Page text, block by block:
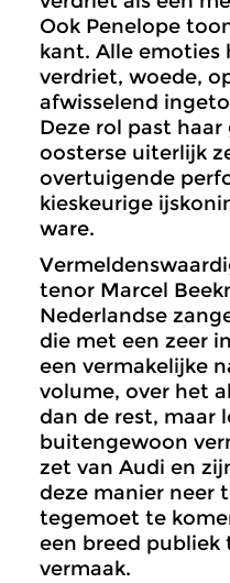
Ook Penelope
kant. Alle emoties
verdriet, woede,
afwisselend
Deze rol past
oosterse uiterlijk
overtuigende
kieskeurige
ware.
tenor Marcel
Nederlandse
die met een zeer
een vermakelijke
volume, over het
dan de rest, maar
buitengewoon
zet van Audi en
deze manier neer
tegemoet te
een breed publiek
vermaak.